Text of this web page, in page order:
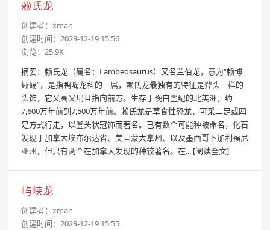
赖氏龙
创建者： xman
创建时间：2023-12-19 15:56
浏览：25.9K
摘要：赖氏龙（属名：Lambeosaurus）又名兰伯龙，意为“赖博
蜥蜴”，是指鸭嘴龙科的一属，赖氏龙最独有的特征是斧头一样的
头饰，它又高又扁且指向前方。生存于晚白垩纪的北美洲，约
7,600万年前到7,500万年前。赖氏龙是草食性恐龙，可采二足或四
足方式行走，以釜头状冠饰而著名。已有数个可能种被命名，化石
发现于加拿大埃布尔达省、美国蒙大拿州、以及墨西哥下加利福尼
亚州，但只有两个在加拿大发现的种较著名。在... [阅读全文]
屿峡龙
创建者： xman
创建时间：2023-12-19 15:55